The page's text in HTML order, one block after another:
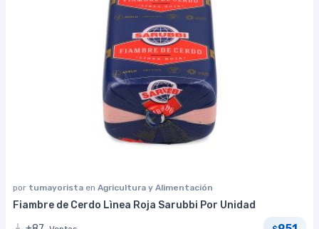
por tumayorista en Agricultura y Alimentación
Fiambre de Cerdo Lìnea Roja Sarubbi Por Unidad